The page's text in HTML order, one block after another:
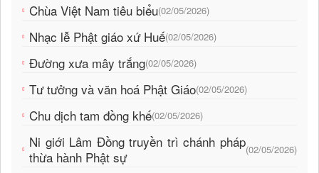
Chùa Việt Nam tiêu biểu(02/05/2026)
Nhạc lễ Phật giáo xứ Huế(02/05/2026)
Đường xưa mây trắng(02/05/2026)
Tư tưởng và văn hoá Phật Giáo(02/05/2026)
Chu dịch tam đồng khế(02/05/2026)
Ni giới Lâm Đồng truyền trì chánh pháp
thừa hành Phật sự
(02/05/2026)